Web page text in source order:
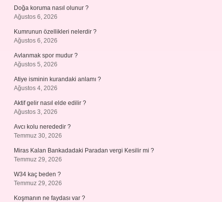
Doğa koruma nasıl olunur ?
Ağustos 6, 2026
Kumrunun özellikleri nelerdir ?
Ağustos 6, 2026
Avlanmak spor mudur ?
Ağustos 5, 2026
Atiye isminin kurandaki anlamı ?
Ağustos 4, 2026
Aktif gelir nasıl elde edilir ?
Ağustos 3, 2026
Avcı kolu nerededir ?
Temmuz 30, 2026
Miras Kalan Bankadadaki Paradan vergi Kesilir mi ?
Temmuz 29, 2026
W34 kaç beden ?
Temmuz 29, 2026
Koşmanın ne faydası var ?